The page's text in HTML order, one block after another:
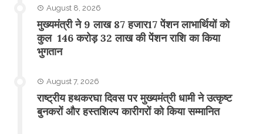
August 8, 2026
मुख्यमंत्री ने 9 लाख 87 हजार17 पेंशन लाभार्थियों को
कुल 146 करोड़ 32 लाख की पेंशन राशि का किया
भुगतान
August 7, 2026
राष्ट्रीय हथकरघा दिवस पर मुख्यमंत्री धामी ने उत्कृष्ट
बुनकरों और हस्तशिल्प कारीगरों को किया सम्मानित